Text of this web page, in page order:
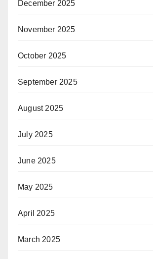
December 2025
November 2025
October 2025
September 2025
August 2025
July 2025
June 2025
May 2025
April 2025
March 2025